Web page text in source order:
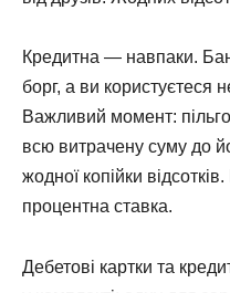
Кредитна — навпаки.
борг, а ви користуєтеся
Важливий момент:
всю витрачену суму до
жодної копійки
процентна ставка.
Дебетові картки та